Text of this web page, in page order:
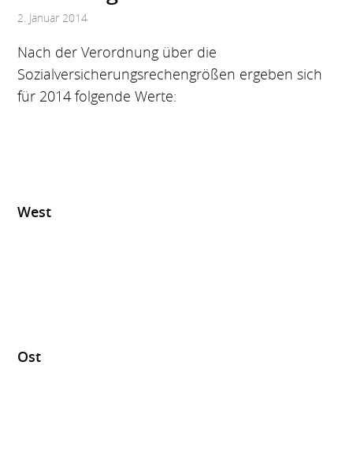
2. Januar 2014
Nach der Verordnung über die
Sozialversicherungsrechengrößen ergeben sich
für 2014 folgende Werte:
West
Ost